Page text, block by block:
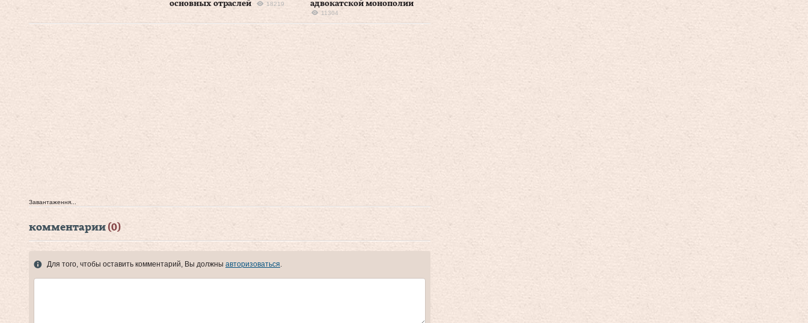
основных отраслей
18219
адвокатской монополии
11304
Завантаження...
комментарии (0)
Для того, чтобы оставить комментарий, Вы должны авторизоваться.